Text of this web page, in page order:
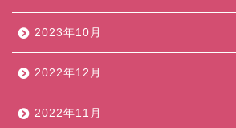
2023年10月
2022年12月
2022年11月